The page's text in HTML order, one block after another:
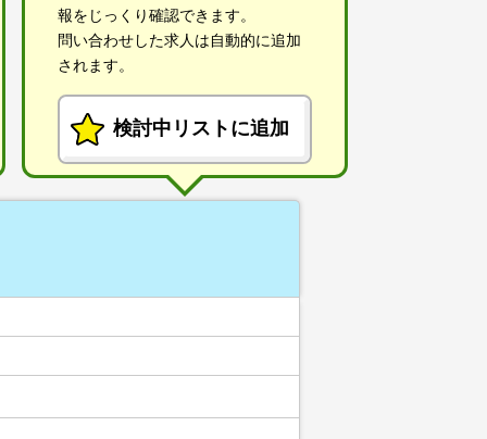
報をじっくり確認できます。
問い合わせした求人は自動的に追加
されます。
検討中リストに追加